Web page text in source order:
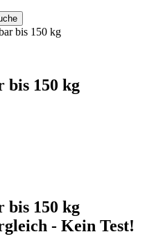
bis 150 kg
bis 150 kg
bis 150 kg
- Kein Test!